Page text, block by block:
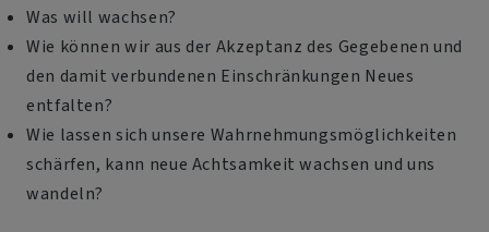
Was will wachsen?
Wie können wir aus der Akzeptanz des Gegebenen und
den damit verbundenen Einschränkungen Neues
entfalten?
Wie lassen sich unsere Wahrnehmungsmöglichkeiten
schärfen, kann neue Achtsamkeit wachsen und uns
wandeln?